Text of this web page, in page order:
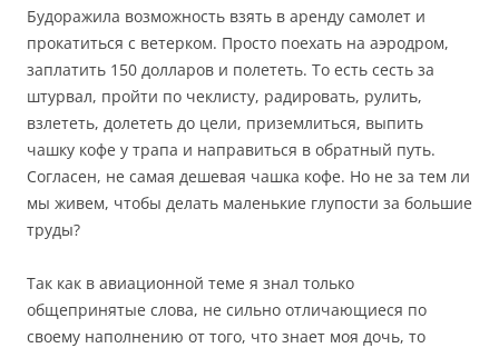
Будоражила возможность взять в аренду самолет и
прокатиться с ветерком. Просто поехать на аэродром,
заплатить 150 долларов и полететь. То есть сесть за
штурвал, пройти по чеклисту, радировать, рулить,
взлететь, долететь до цели, приземлиться, выпить
чашку кофе у трапа и направиться в обратный путь.
Согласен, не самая дешевая чашка кофе. Но не за тем ли
мы живем, чтобы делать маленькие глупости за большие
труды?
Так как в авиационной теме я знал только
общепринятые слова, не сильно отличающиеся по
своему наполнению от того, что знает моя дочь, то